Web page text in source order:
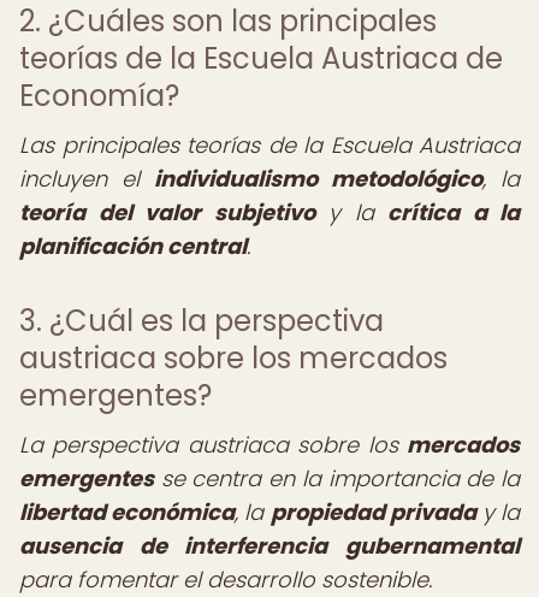
2. ¿Cuáles son las principales
teorías de la Escuela Austriaca de
Economía?
Las principales teorías de la Escuela Austriaca
incluyen el individualismo metodológico, la
teoría del valor subjetivoy la crítica a la
planificación central.
3. ¿Cuál es la perspectiva
austriaca sobre los mercados
emergentes?
La perspectiva austriaca sobre los mercados
emergentesse centra en la importancia de la
libertad económica, la propiedad privaday la
ausencia de interferencia gubernamental
para fomentar el desarrollo sostenible.